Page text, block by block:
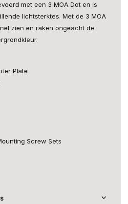
met een 3 MOA Dot en is
lichtsterktes. Met de 3 MOA
zien en raken ongeacht de
Plate
Screw Sets